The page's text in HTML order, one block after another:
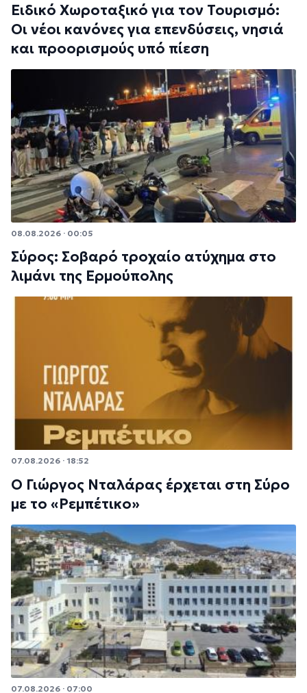
Ειδικό Χωροταξικό για τον Τουρισμό:
Οι νέοι κανόνες για επενδύσεις, νησιά
και προορισμούς υπό πίεση
08.08.2026 · 00:05
Σύρος: Σοβαρό τροχαίο ατύχημα στο
λιμάνι της Ερμούπολης
07.08.2026 · 18:52
Ο Γιώργος Νταλάρας έρχεται στη Σύρο
με το «Ρεμπέτικο»
07.08.2026 · 07:00